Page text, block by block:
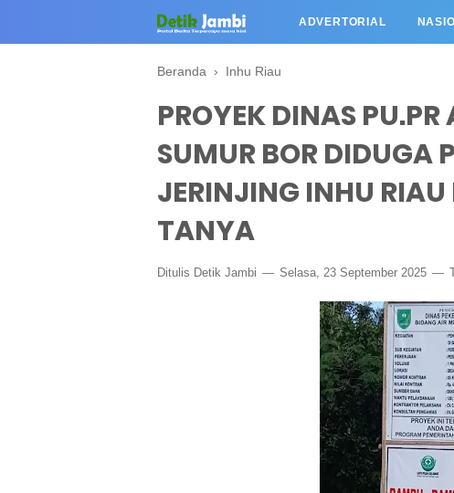
ADVERTORIAL
Beranda › Inhu Riau
PROYEK DINAS PU.PR
SUMUR BOR DIDUGA
JERINJING INHU
TANYA
Ditulis Detik Jambi Selasa, 23 September 2025